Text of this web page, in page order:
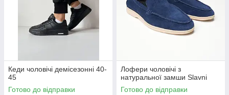
Кеди чоловічі демісезонні 40-
45
Готово до відправки
Лофери чоловічі з
натуральної замши Slavni
Готово до відправки